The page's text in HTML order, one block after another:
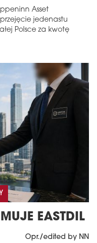
Asset
jedenastu
Polsce za kwotę
EASTDIL
Opr./edited by NN